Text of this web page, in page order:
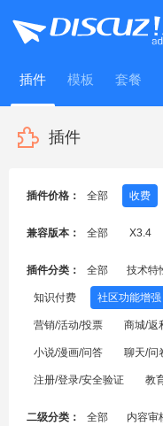
插件 模板 套餐
WitFrame
插件
插件价格： 全部 收费
兼容版本： 全部 X3.4
插件分类： 全部 技术特
知识付费 社区功能增强
营销/活动/投票 商城/返
小说/漫画/问答 聊天/问
注册/登录/安全验证 教
二级分类： 全部 内容审